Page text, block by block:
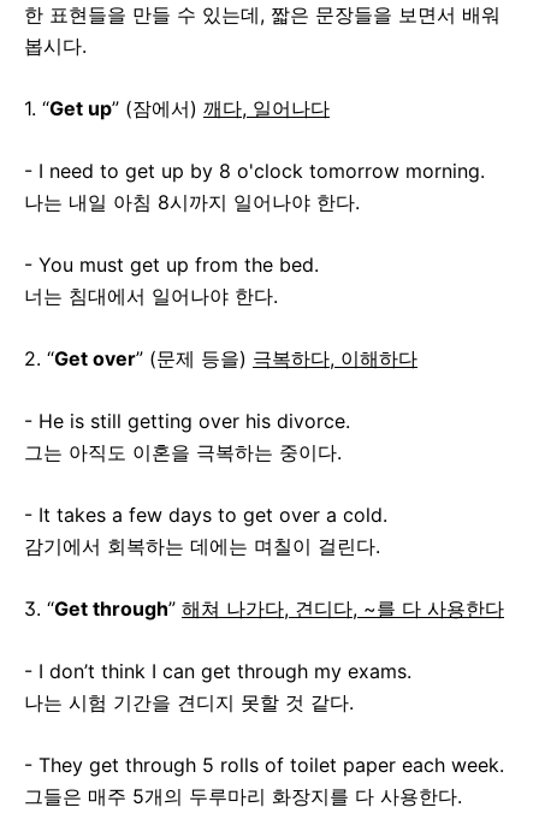
한 표현들을 만들 수 있는데, 짧은 문장들을 보면서 배워
봅시다.
1. “Get up” (잠에서) 깨다, 일어나다
- I need to get up by 8 o'clock tomorrow morning.
나는 내일 아침 8시까지 일어나야 한다.
- You must get up from the bed.
너는 침대에서 일어나야 한다.
2. “Get over” (문제 등을) 극복하다, 이해하다
- He is still getting over his divorce.
그는 아직도 이혼을 극복하는 중이다.
- It takes a few days to get over a cold.
감기에서 회복하는 데에는 며칠이 걸린다.
3. “Get through” 해쳐 나가다, 견디다, ~를 다 사용한다
- I don’t think I can get through my exams.
나는 시험 기간을 견디지 못할 것 같다.
- They get through 5 rolls of toilet paper each week.
그들은 매주 5개의 두루마리 화장지를 다 사용한다.